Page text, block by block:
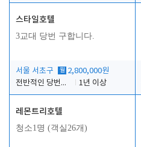
스타일호텔
3교대 당번 구합니다.
서울 서초구 월 2,800,000원
전반적인 당번업무
1년 이상
레몬트리호텔
청소1명 (객실26개)